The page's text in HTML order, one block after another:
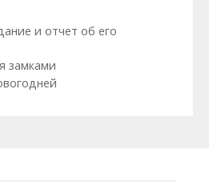
и отчет об его
замками